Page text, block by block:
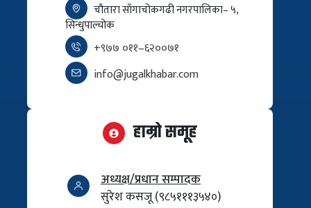
चौतारा साँगाचोकगढी नगरपालिका– ५,
सिन्धुपाल्चोक
+९७७ ०११–६२००७१
info@jugalkhabar.com
हाम्रो समूह
अध्यक्ष/प्रधान सम्पादक
सुरेश कसजू (९८५१११३५४०)